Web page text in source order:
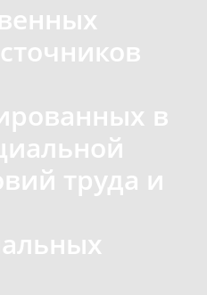
в
труда и